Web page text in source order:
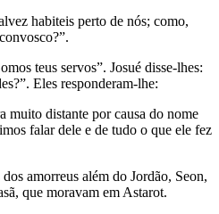
habiteis perto de nós; como,
teus servos”. Josué disse-lhes:
Eles responderam-lhe:
muito distante por causa do nome
falar dele e de tudo o que ele fez
amorreus além do Jordão, Seon,
que moravam em Astarot.